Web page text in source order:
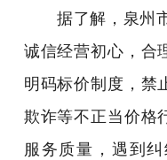
据了解，泉州市
诚信经营初心，合
明码标价制度，禁
欺诈等不正当价格
服务质量，遇到